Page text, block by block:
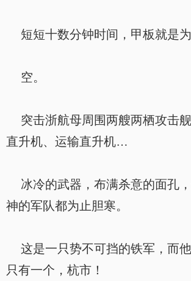
短短十数分钟时间，甲板就是
空。
突击浙航母周围两艘两栖攻击
直升机、运输直升机…
冰冷的武器，布满杀意的面孔
神的军队都为止胆寒。
这是一只势不可挡的铁军，而
只有一个，杭市！